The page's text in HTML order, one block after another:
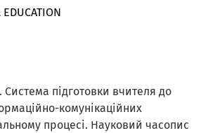
Система підготовки вчителя до
комунікаційних
процесі. Науковий часопис